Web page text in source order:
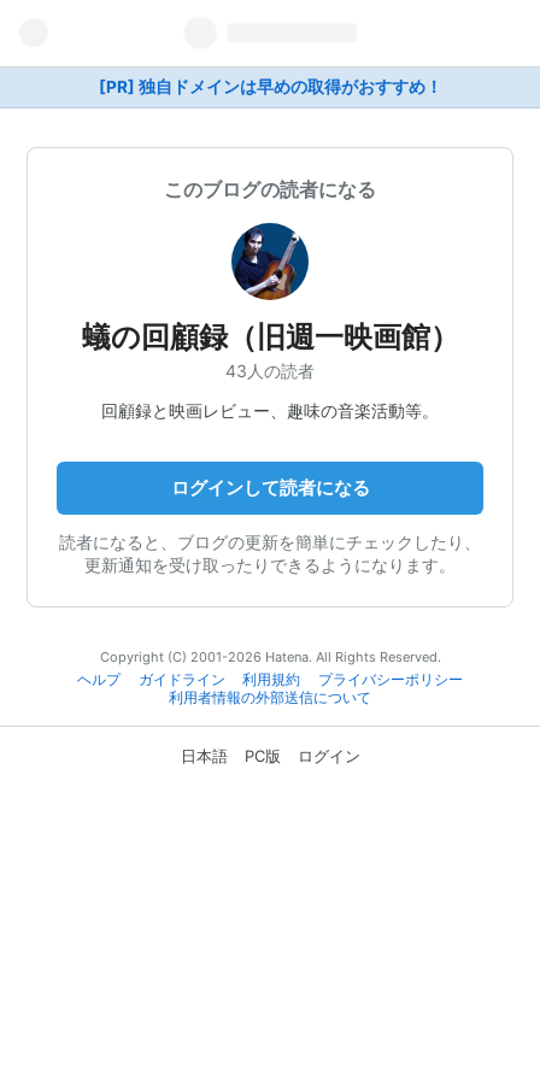
[PR] 独自ドメインは早めの取得がおすすめ！
このブログの読者になる
蟻の回顧録（旧週一映画館）
43人の読者
回顧録と映画レビュー、趣味の音楽活動等。
ログインして読者になる
読者になると、ブログの更新を簡単にチェックしたり、
更新通知を受け取ったりできるようになります。
Copyright (C) 2001-2026 Hatena. All Rights Reserved.
ヘルプ
ガイドライン 利用規約
プライバシーポリシー
利用者情報の外部送信について
日本語 PC版 ログイン